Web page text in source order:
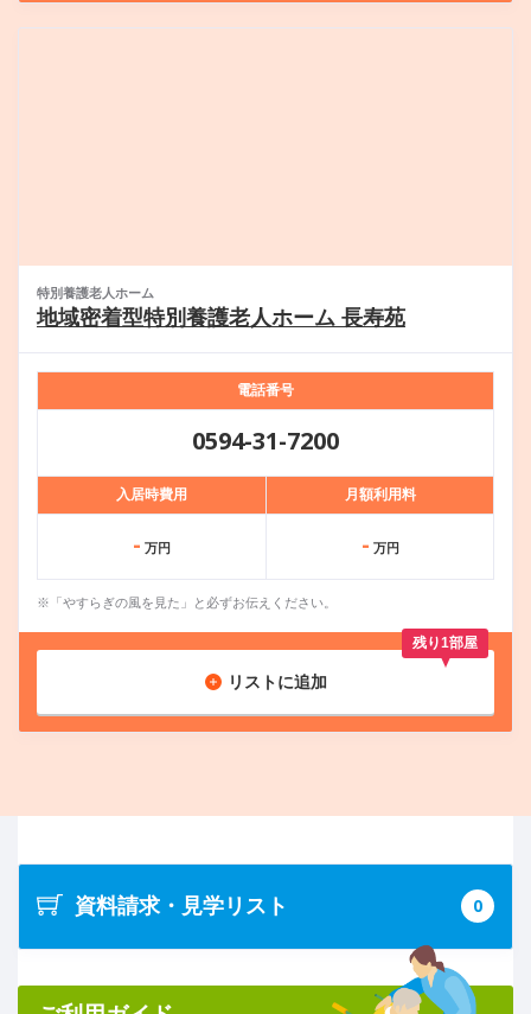
特別養護老人ホーム
地域密着型特別養護老人ホーム 長寿苑
電話番号
0594-31-7200
入居時費用 月額利用料
- 万円 - 万円
※「やすらぎの風を見た」と必ずお伝えください。
リストに追加
残り1部屋
資料請求・見学リスト 0